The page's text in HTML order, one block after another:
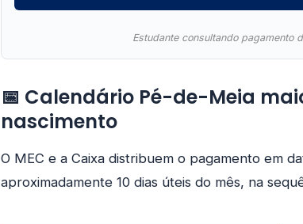
Estudante consultando pagamento
📅 Calendário Pé-de-Meia
nascimento
O MEC e a Caixa distribuem o pagamento em
aproximadamente 10 dias úteis do mês, na